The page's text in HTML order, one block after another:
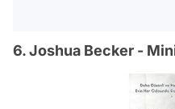
6. Joshua Becker -